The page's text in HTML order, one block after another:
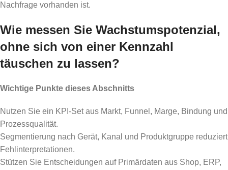
Nachfrage vorhanden ist.
Wie messen Sie Wachstumspotenzial,
ohne sich von einer Kennzahl
täuschen zu lassen?
Wichtige Punkte dieses Abschnitts
Nutzen Sie ein KPI-Set aus Markt, Funnel, Marge, Bindung und
Prozessqualität.
Segmentierung nach Gerät, Kanal und Produktgruppe reduziert
Fehlinterpretationen.
Stützen Sie Entscheidungen auf Primärdaten aus Shop, ERP,